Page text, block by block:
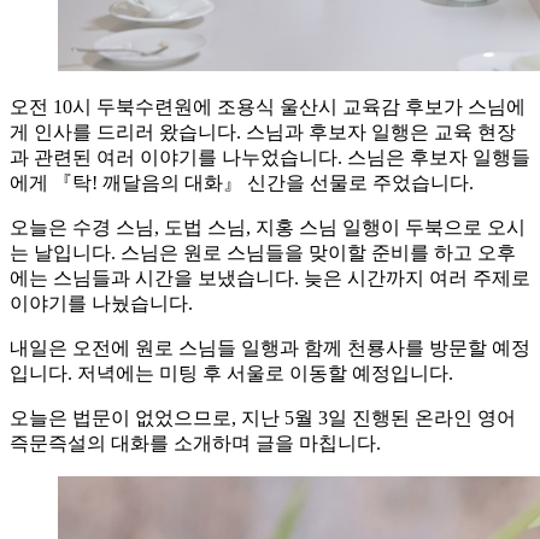
오전 10시 두북수련원에 조용식 울산시 교육감 후보가 스님에
게 인사를 드리러 왔습니다. 스님과 후보자 일행은 교육 현장
과 관련된 여러 이야기를 나누었습니다. 스님은 후보자 일행들
에게 『탁! 깨달음의 대화』 신간을 선물로 주었습니다.
오늘은 수경 스님, 도법 스님, 지홍 스님 일행이 두북으로 오시
는 날입니다. 스님은 원로 스님들을 맞이할 준비를 하고 오후
에는 스님들과 시간을 보냈습니다. 늦은 시간까지 여러 주제로
이야기를 나눴습니다.
내일은 오전에 원로 스님들 일행과 함께 천룡사를 방문할 예정
입니다. 저녁에는 미팅 후 서울로 이동할 예정입니다.
오늘은 법문이 없었으므로, 지난 5월 3일 진행된 온라인 영어
즉문즉설의 대화를 소개하며 글을 마칩니다.